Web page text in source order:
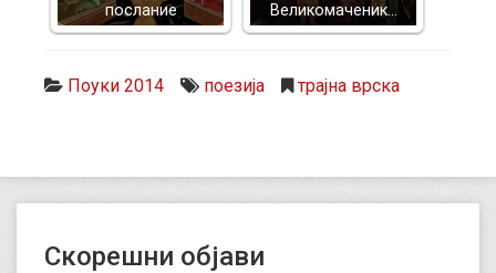
послание
Великомаченик…
Поуки 2014 поезија трајна врска
Скорешни објави